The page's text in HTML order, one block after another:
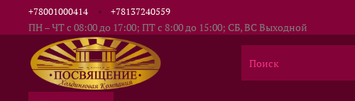
ПН – ЧТ с 08:00 до 17:00; ПТ с 8:00 до 15:00; СБ, ВС Выходной
+78001000414 +78137240559